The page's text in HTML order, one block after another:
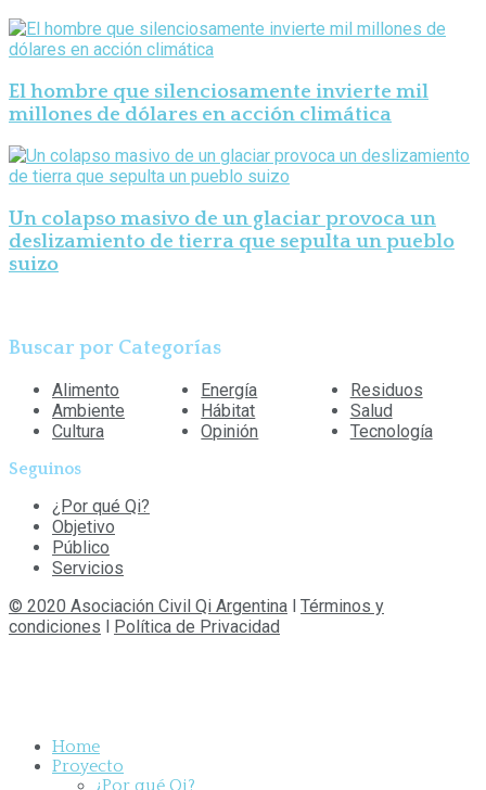
El hombre que silenciosamente invierte mil
millones de dólares en acción climática
Un colapso masivo de un glaciar provoca un
deslizamiento de tierra que sepulta un pueblo
suizo
Buscar por Categorías
Alimento
Ambiente
Cultura
Energía
Hábitat
Opinión
Residuos
Salud
Tecnología
Seguinos
¿Por qué Qi?
Objetivo
Público
Servicios
© 2020 Asociación Civil Qi Argentina l Términos y
condiciones l Política de Privacidad
Home
Proyecto
¿Por qué Qi?